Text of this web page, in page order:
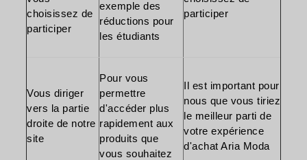
choisissez de
participer
exemple des
réductions pour
les étudiants
participer
Vous diriger
vers la partie
droite de notre
site
Pour vous
permettre
d'accéder plus
rapidement aux
produits que
vous souhaitez
Il est important pour
nous que vous tiriez
le meilleur parti de
votre expérience
d'achat Aria Moda